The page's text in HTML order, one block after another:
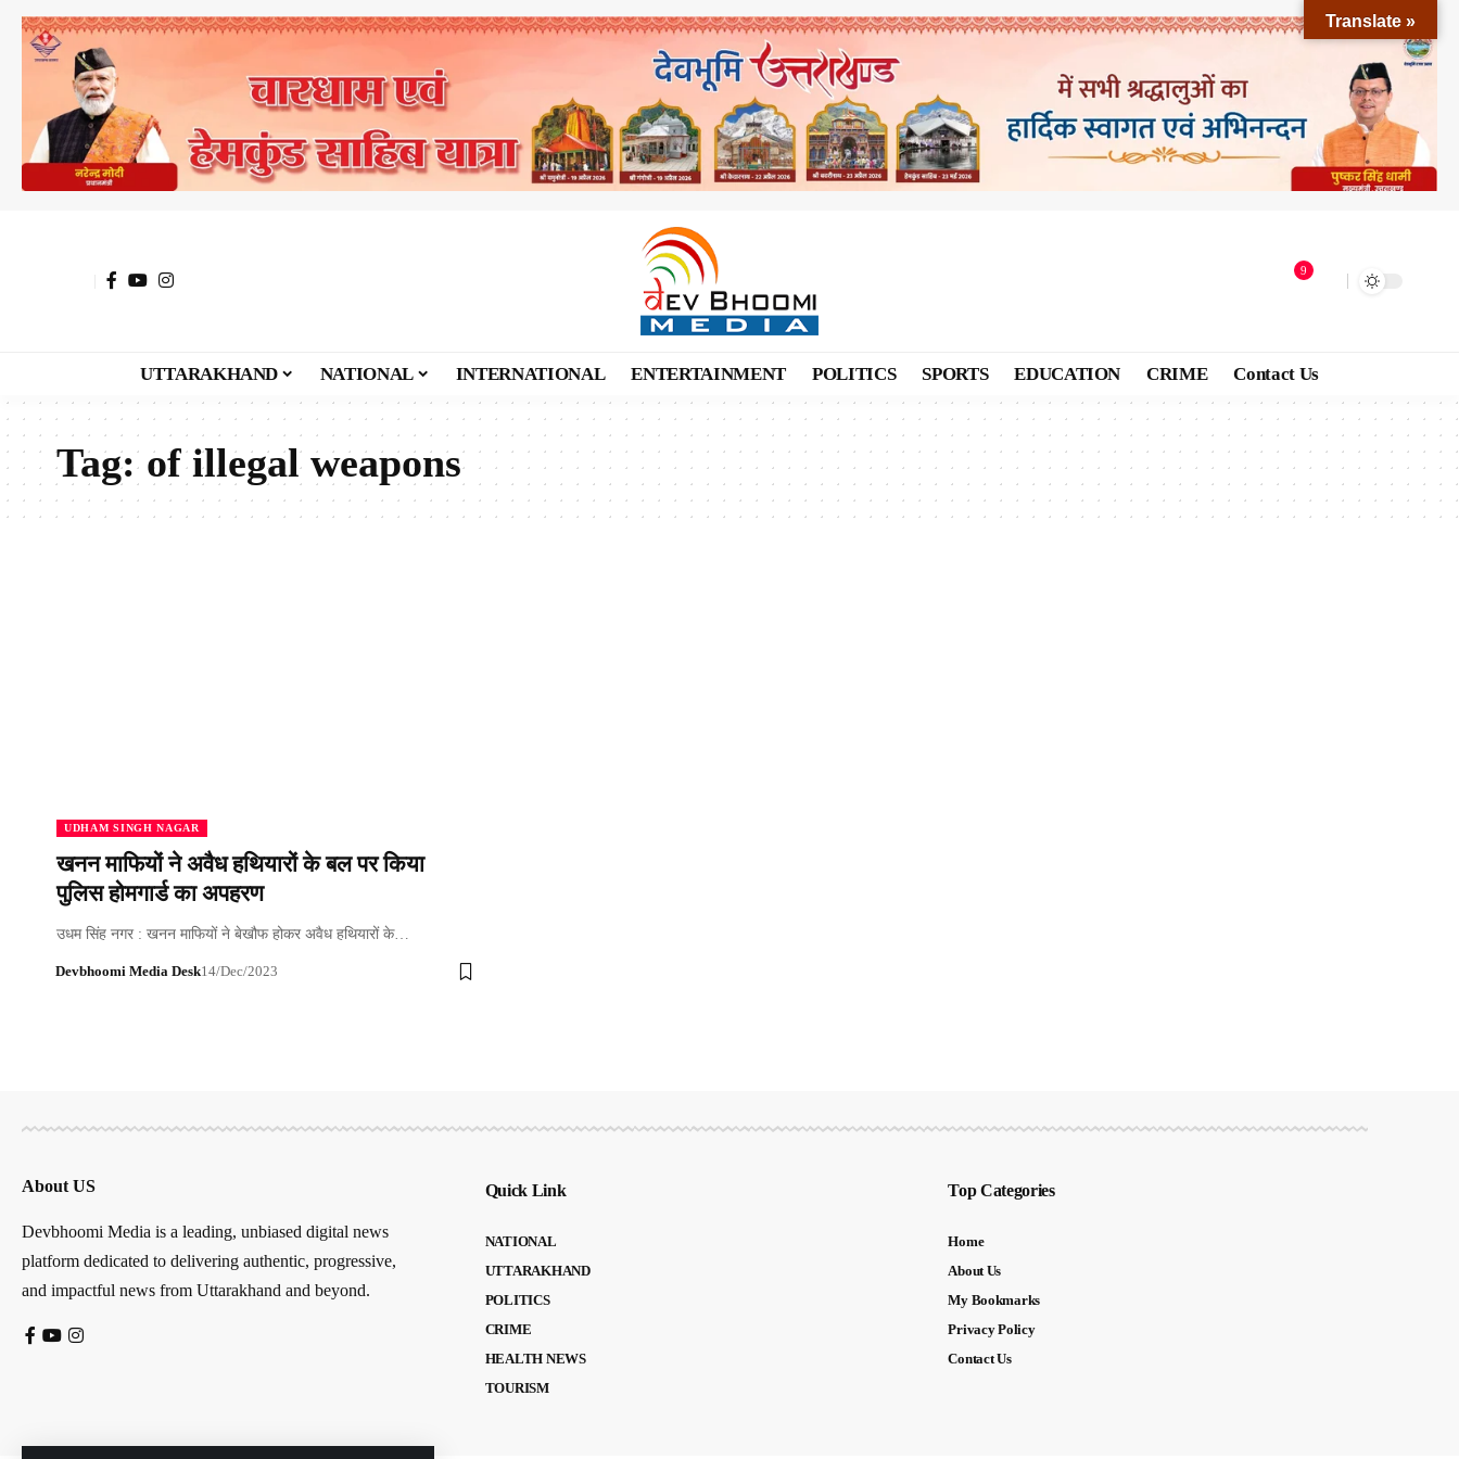
9
UTTARAKHAND NATIONAL INTERNATIONAL ENTERTAINMENT POLITICS SPORTS EDUCATION CRIME Contact Us
Tag:of illegal weapons
UDHAM SINGH NAGAR
खनन माफियों ने अवैध हथियारों के बल पर किया
पुलिस होमगार्ड का अपहरण
उधम सिंह नगर : खनन माफियों ने बेखौफ होकर अवैध हथियारों के…
Devbhoomi Media Desk14/Dec/2023
About US
Devbhoomi Media is a leading, unbiased digital news
platform dedicated to delivering authentic, progressive,
and impactful news from Uttarakhand and beyond.
Quick Link
NATIONAL
UTTARAKHAND
POLITICS
CRIME
HEALTH NEWS
TOURISM
Top Categories
Home
About Us
My Bookmarks
Privacy Policy
Contact Us
Translate »